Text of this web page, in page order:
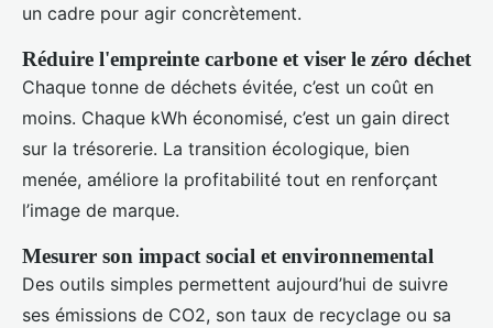
un cadre pour agir concrètement.
Réduire l'empreinte carbone et viser le zéro déchet
Chaque tonne de déchets évitée, c’est un coût en
moins. Chaque kWh économisé, c’est un gain direct
sur la trésorerie. La transition écologique, bien
menée, améliore la profitabilité tout en renforçant
l’image de marque.
Mesurer son impact social et environnemental
Des outils simples permettent aujourd’hui de suivre
ses émissions de CO2, son taux de recyclage ou sa